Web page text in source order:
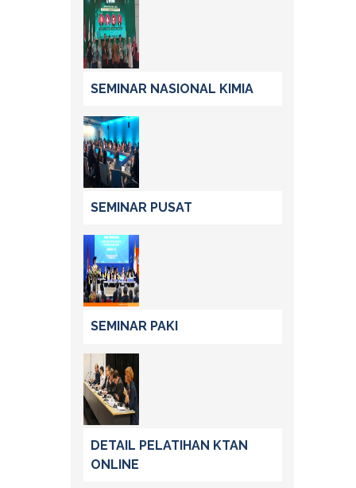
SEMINAR NASIONAL KIMIA
SEMINAR PUSAT
SEMINAR PAKI
DETAIL PELATIHAN KTAN
ONLINE